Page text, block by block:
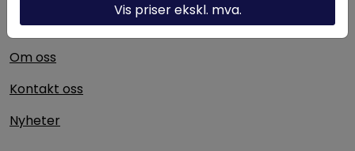
Hydraulikk-kalkulator
Om oss
Kontakt oss
Nyheter
Vis priser ekskl. mva.